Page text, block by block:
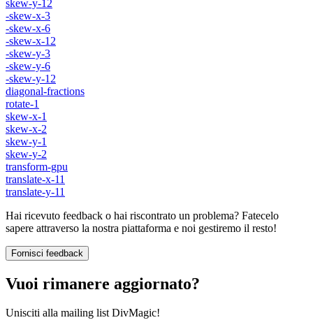
skew-y-12
-skew-x-3
-skew-x-6
-skew-x-12
-skew-y-3
-skew-y-6
-skew-y-12
diagonal-fractions
rotate-1
skew-x-1
skew-x-2
skew-y-1
skew-y-2
transform-gpu
translate-x-11
translate-y-11
Hai ricevuto feedback o hai riscontrato un problema? Fatecelo
sapere attraverso la nostra piattaforma e noi gestiremo il resto!
Fornisci feedback
Vuoi rimanere aggiornato?
Unisciti alla mailing list DivMagic!